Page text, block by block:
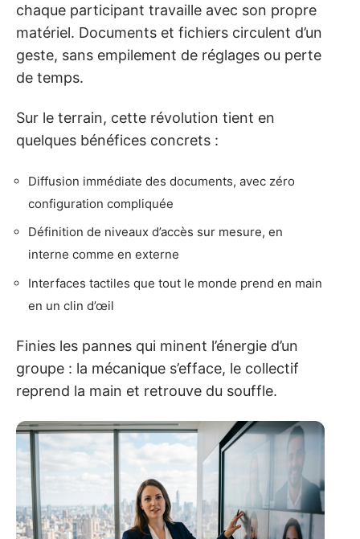
chaque participant travaille avec son propre
matériel. Documents et fichiers circulent d’un
geste, sans empilement de réglages ou perte
de temps.
Sur le terrain, cette révolution tient en
quelques bénéfices concrets :
Diffusion immédiate des documents, avec zéro
configuration compliquée
Définition de niveaux d’accès sur mesure, en
interne comme en externe
Interfaces tactiles que tout le monde prend en main
en un clin d’œil
Finies les pannes qui minent l’énergie d’un
groupe : la mécanique s’efface, le collectif
reprend la main et retrouve du souffle.